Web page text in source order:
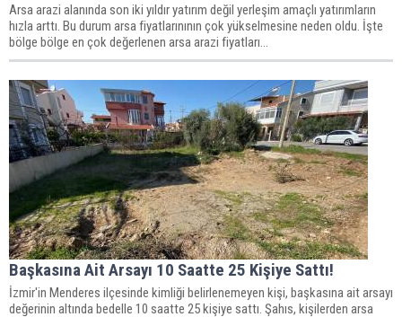
Arsa arazi alanında son iki yıldır yatırım değil yerleşim amaçlı yatırımların
hızla arttı. Bu durum arsa fiyatlarınının çok yükselmesine neden oldu. İşte
bölge bölge en çok değerlenen arsa arazi fiyatları...
Başkasına Ait Arsayı 10 Saatte 25 Kişiye Sattı!
İzmir'in Menderes ilçesinde kimliği belirlenemeyen kişi, başkasına ait arsayı
değerinin altında bedelle 10 saatte 25 kişiye sattı. Şahıs, kişilerden arsa